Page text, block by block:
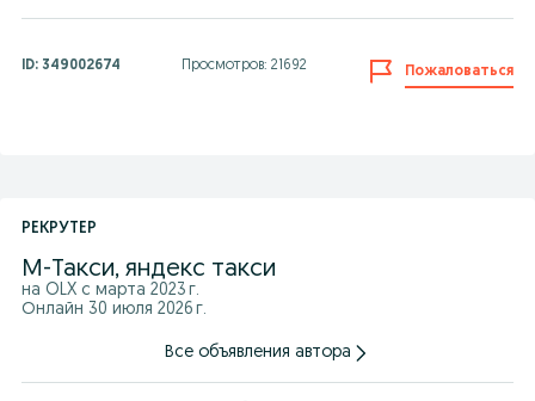
ID: 349002674 Просмотров: 21692 Пожаловаться
РЕКРУТЕР
М-Такси, яндекс такси
на OLX с марта 2023 г.
Онлайн 30 июля 2026 г.
Все объявления автора